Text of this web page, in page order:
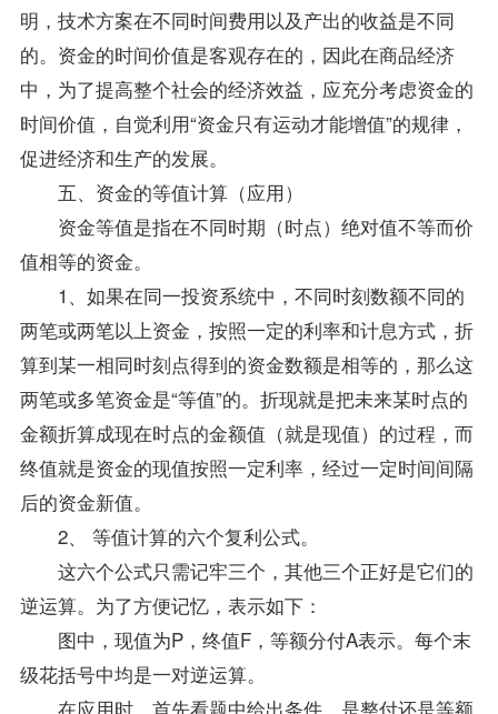
明，技术方案在不同时间费用以及产出的收益是不同
的。资金的时间价值是客观存在的，因此在商品经济
中，为了提高整个社会的经济效益，应充分考虑资金的
时间价值，自觉利用“资金只有运动才能增值”的规律，
促进经济和生产的发展。
五、资金的等值计算（应用）
资金等值是指在不同时期（时点）绝对值不等而价
值相等的资金。
1、如果在同一投资系统中，不同时刻数额不同的
两笔或两笔以上资金，按照一定的利率和计息方式，折
算到某一相同时刻点得到的资金数额是相等的，那么这
两笔或多笔资金是“等值”的。折现就是把未来某时点的
金额折算成现在时点的金额值（就是现值）的过程，而
终值就是资金的现值按照一定利率，经过一定时间间隔
后的资金新值。
2、 等值计算的六个复利公式。
这六个公式只需记牢三个，其他三个正好是它们的
逆运算。为了方便记忆，表示如下：
图中，现值为P，终值F，等额分付A表示。每个末
级花括号中均是一对逆运算。
在应用时，首先看题中给出条件，是整付还是等额